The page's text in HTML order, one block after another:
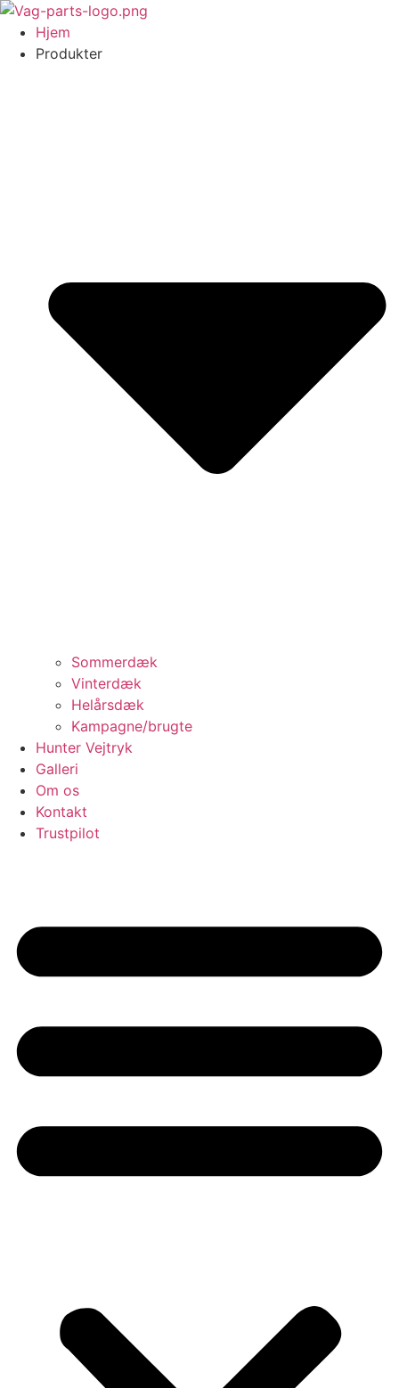
Videre
indhold
Hjem
Produkter
Sommerdæk
Vinterdæk
Helårsdæk
Kampagne/brugte
Hunter Vejtryk
Galleri
Om os
Kontakt
Trustpilot